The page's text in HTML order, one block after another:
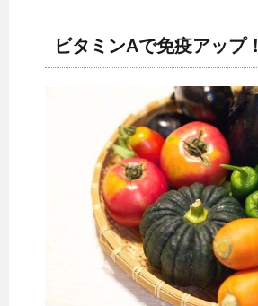
ビタミンAで免疫アップ！